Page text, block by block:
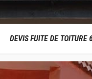
DEVIS FUITE DE TOITURE